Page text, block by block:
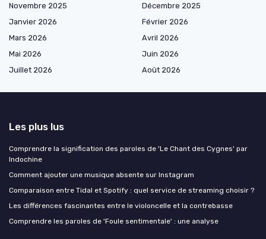
Novembre 2025
Décembre 2025
Janvier 2026
Février 2026
Mars 2026
Avril 2026
Mai 2026
Juin 2026
Juillet 2026
Août 2026
Les plus lus
Comprendre la signification des paroles de 'Le Chant des Cygnes' par
Indochine
Comment ajouter une musique absente sur Instagram
Comparaison entre Tidal et Spotify : quel service de streaming choisir ?
Les différences fascinantes entre le violoncelle et la contrebasse
Comprendre les paroles de 'Foule sentimentale' : une analyse